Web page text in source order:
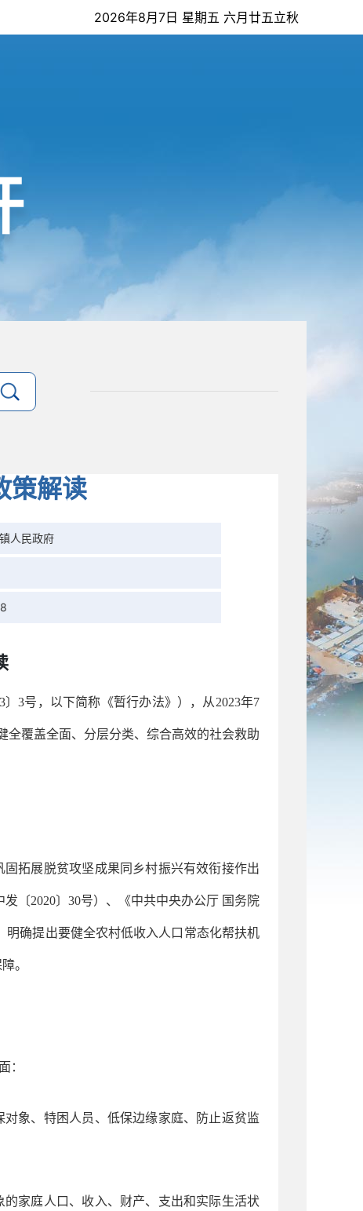
2026年8月7日 星期五 六月廿五立秋
策解读
人民政府
3号，以下简称《暂行办法》），从2023年7
全覆盖全面、分层分类、综合高效的社会救助
拓展脱贫攻坚成果同乡村振兴有效衔接作出
发〔2020〕30号）、《中共中央办公厅 国务院
明确提出要健全农村低收入人口常态化帮扶机
。
：
象、特困人员、低保边缘家庭、防止返贫监
家庭人口、收入、财产、支出和实际生活状